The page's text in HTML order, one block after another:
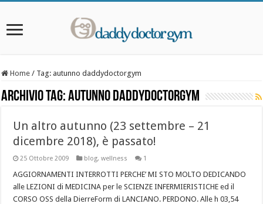
Home / Tag: autunno daddydoctorgym
Archivio Tag:autunno daddydoctorgym
Un altro autunno (23 settembre – 21
dicembre 2018), è passato!
25 Ottobre 2009 blog,wellness 1
AGGIORNAMENTI INTERROTTI PERCHE’ MI STO MOLTO DEDICANDO
alle LEZIONI di MEDICINA per le SCIENZE INFERMIERISTICHE ed il
CORSO OSS della DierreForm di LANCIANO. PERDONO. Alle h 03,54